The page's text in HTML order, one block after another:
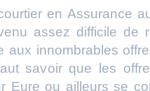
en Assurance
assez difficile de
aux innombrables
savoir que les
Eure ou ailleurs se